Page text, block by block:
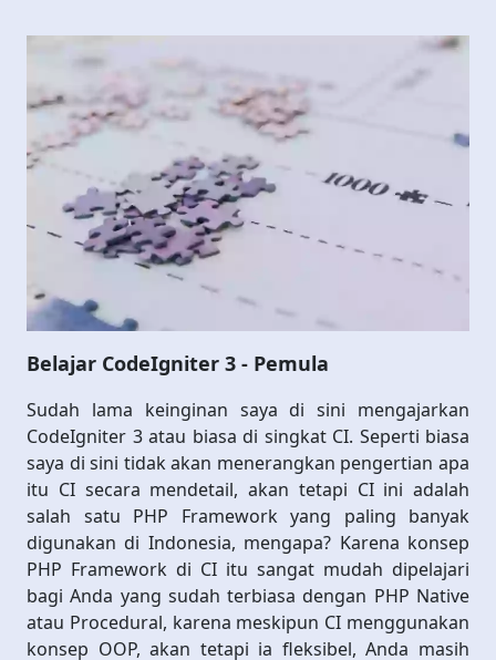
Belajar CodeIgniter 3 - Pemula
Sudah lama keinginan saya di sini mengajarkan
CodeIgniter 3 atau biasa di singkat CI. Seperti biasa
saya di sini tidak akan menerangkan pengertian apa
itu CI secara mendetail, akan tetapi CI ini adalah
salah satu PHP Framework yang paling banyak
digunakan di Indonesia, mengapa? Karena konsep
PHP Framework di CI itu sangat mudah dipelajari
bagi Anda yang sudah terbiasa dengan PHP Native
atau Procedural, karena meskipun CI menggunakan
konsep OOP, akan tetapi ia fleksibel, Anda masih